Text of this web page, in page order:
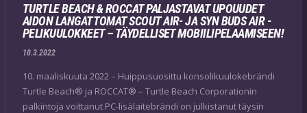
TURTLE BEACH & ROCCAT PALJASTAVAT UPOUUDET
AIDON LANGATTOMAT SCOUT AIR- JA SYN BUDS AIR -
PELIKUULOKKEET – TÄYDELLISET MOBIILIPELAAMISEEN!
10.3.2022
10. maaliskuuta 2022 – Huippusuosittu konsolikuulokebrändi
Turtle Beach® ja ROCCAT® – Turtle Beach Corporationin
palkintoja voittanut PC-lisälaitebrändi on julkistanut täysin